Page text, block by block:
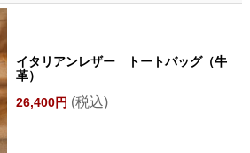
イタリアンレザー トートバッグ（牛
革）
26,400円 (税込)